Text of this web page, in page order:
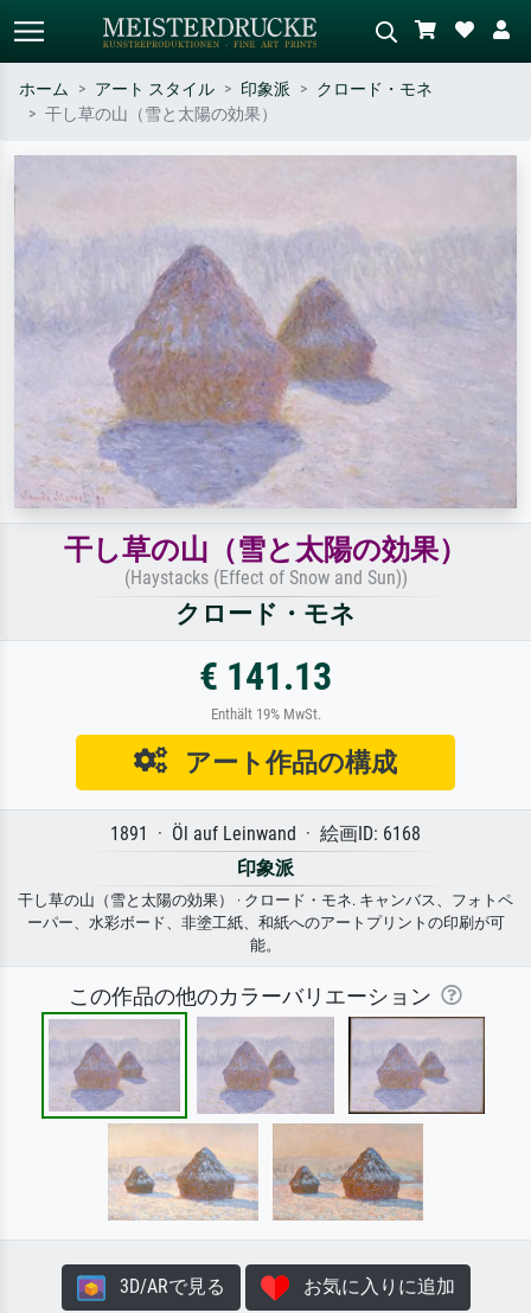
ド。
ホーム アート スタイル 印象派
クロード・モネ
干し草の山（雪と太陽の効果）
干し草の山（雪と太陽の効果）
(Haystacks (Effect of Snow and Sun))
クロード・モネ
€ 141.13
Enthält 19% MwSt.
アート作品の構成
1891 · Öl auf Leinwand · 絵画ID: 6168
印象派
干し草の山（雪と太陽の効果） · クロード・モネ. キャンバス、フォトペ
ーパー、水彩ボード、非塗工紙、和紙へのアートプリントの印刷が可
能。
この作品の他のカラーバリエーション
3D/ARで見る お気に入りに追加